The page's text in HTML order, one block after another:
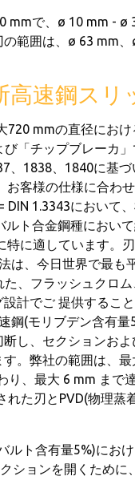
mmで、ø 10 mm - ø
範囲は、ø 63 mm
高速鋼スリ
720 mmの直径にお
「チップブレーカ
、1838、1840に基
客様の仕様に合わ
1.3343において
ト合金鋼種におい
に適しています。
は、今日世界で最も
、フラッシュクロ
計でご 提供するこ
鋼(モリブデン含有量
し、セクションお
。弊社の範囲は、
り、最大 6 mm まで
た刃とPVD(物理蒸
ト含有量5%)におけ
ションを開くために